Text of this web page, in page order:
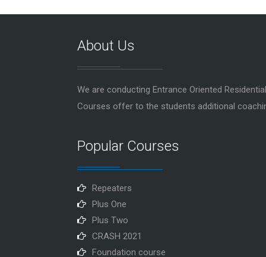
About Us
We are conducting Entrance Oriented
Courses offer to the students additional
Popular Courses
Repeaters
Plus One
Plus Two
CRASH 2021
Foundation course